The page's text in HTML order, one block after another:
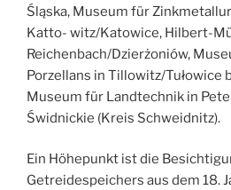
Śląska, Museum für
Katto- witz/Katowice, Hilbert-
Reichenbach/Dzierżoniów,
Porzellans in Tillowitz/Tułowice
Museum für Landtechnik in
Świdnickie (Kreis Schweidnitz).
Ein Höhepunkt ist die
Getreidespeichers aus dem 18.